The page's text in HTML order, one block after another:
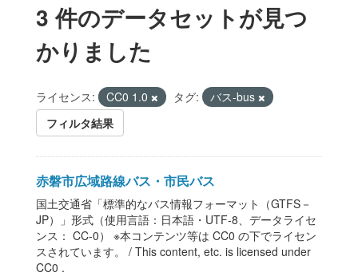
3 件のデータセットが見つ
かりました
ライセンス: CC0 1.0 タグ:
バス-bus
フィルタ結果
赤磐市広域路線バス・市民バス
国土交通省「標準的なバス情報フォーマット（GTFS－
JP）」形式（使用言語：日本語・UTF-8、データライセ
ンス： CC-0） ※本コンテンツ等は CC0 の下でライセン
スされています。 / This content, etc. is licensed under
CC0 .